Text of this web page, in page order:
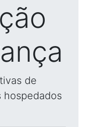
de
hospedados